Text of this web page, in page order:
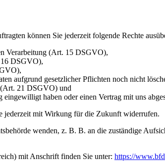
können Sie jederzeit folgende Rechte
Verarbeitung (Art. 15 DSGVO),
16 DSGVO),
aufgrund gesetzlicher Pflichten noch nicht
(Art. 21 DSGVO) und
haben oder einen Vertrag mit uns
jederzeit mit Wirkung für die Zukunft widerrufen.
wenden, z. B. B. an die zuständige
mit Anschrift finden Sie unter: https://